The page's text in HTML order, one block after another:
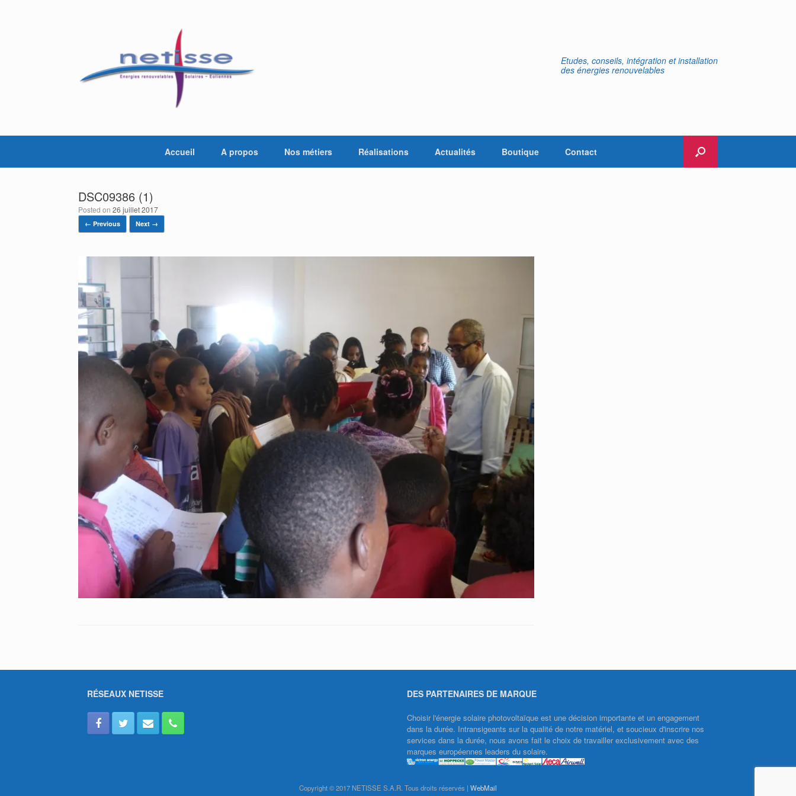
Etudes, conseils, intégration et installation
des énergies renouvelables
Accueil A propos Nos métiers Réalisations Actualités Boutique Contact
DSC09386 (1)
Posted on 26 juillet 2017
← Previous Next →
RÉSEAUX NETISSE DES PARTENAIRES DE MARQUE
Choisir l'énergie solaire photovoltaïque est une décision importante et un engagement
dans la durée. Intransigeants sur la qualité de notre matériel, et soucieux d'inscrire nos
services dans la durée, nous avons fait le choix de travailler exclusivement avec des
marques européennes leaders du solaire.
Copyright © 2017 NETISSE S.A.R. Tous droits réservés | WebMail